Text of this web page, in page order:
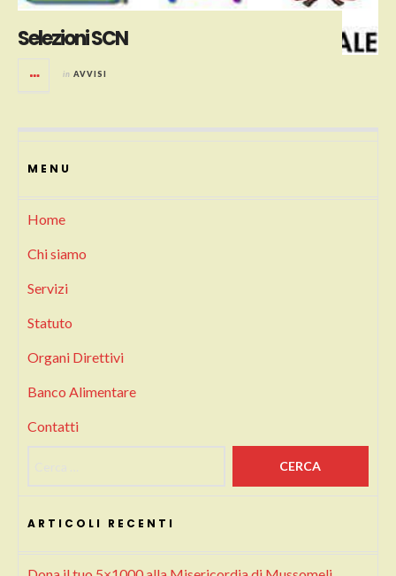
Selezioni SCN
in AVVISI
MENU
Home
Chi siamo
Servizi
Statuto
Organi Direttivi
Banco Alimentare
Contatti
ARTICOLI RECENTI